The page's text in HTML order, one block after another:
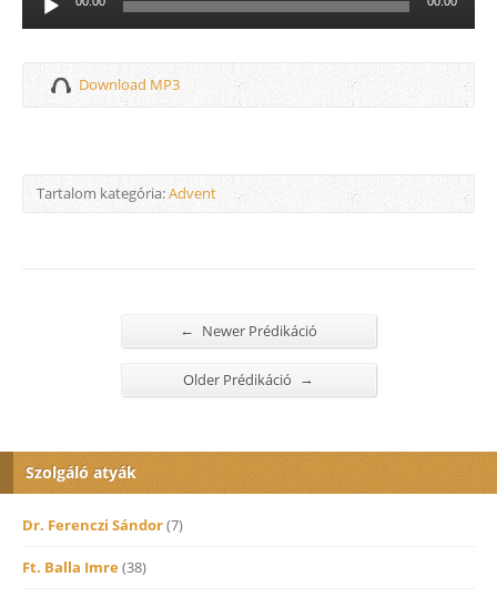
lejátszó
Download MP3
Tartalom kategória:Advent
← Newer Prédikáció
Older Prédikáció →
Szolgáló atyák
Dr. Ferenczi Sándor(7)
Ft. Balla Imre(38)